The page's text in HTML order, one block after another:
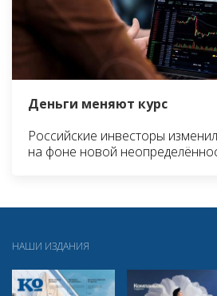
Деньги меняют курс
Российские инвесторы
на фоне новой
НАШИ ИЗДАНИЯ